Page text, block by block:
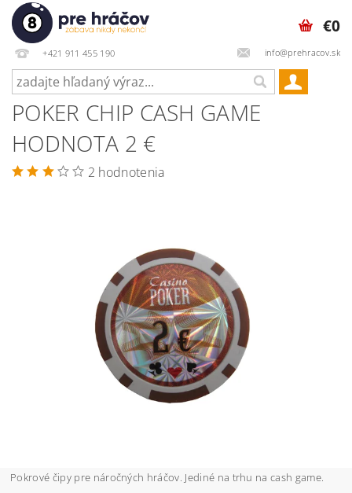
+421 911 455 190 info@prehracov.sk
€0
POKER CHIP CASH GAME
HODNOTA 2 €
2 hodnotenia
Pokrové čipy pre náročných hráčov. Jediné na trhu na cash game.